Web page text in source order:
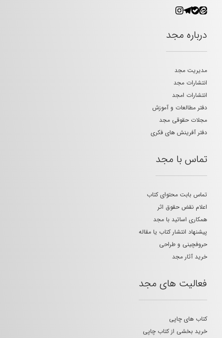
درباره مجد
مدیریت مجد
انتشارات مجد
انتشارات امجد
دفتر مطالعات و آموزش
مجلات حقوقی مجد
دفتر آفرینش های فکری
تماس با مجد
تماس بابت محتوای کتاب
اعلام نقض حقوق اثر
همکاری اساتید با مجد
پیشنهاد انتشار کتاب یا مقاله
حروفچینی و طراحی
خرید آثار مجد
فعالیت های مجد
کتاب های چاپی
خرید بخشی از کتاب چاپی